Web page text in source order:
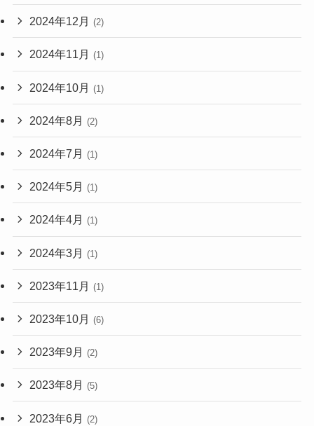
2024年12月 (2)
2024年11月 (1)
2024年10月 (1)
2024年8月 (2)
2024年7月 (1)
2024年5月 (1)
2024年4月 (1)
2024年3月 (1)
2023年11月 (1)
2023年10月 (6)
2023年9月 (2)
2023年8月 (5)
2023年6月 (2)